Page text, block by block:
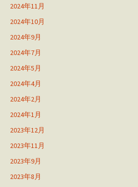
2024年11月
2024年10月
2024年9月
2024年7月
2024年5月
2024年4月
2024年2月
2024年1月
2023年12月
2023年11月
2023年9月
2023年8月